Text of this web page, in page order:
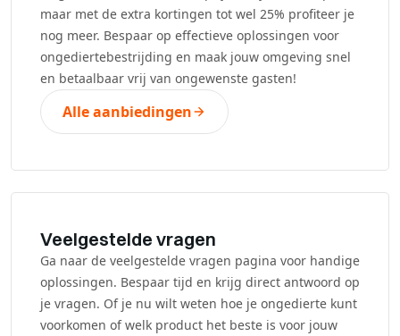
maar met de extra kortingen tot wel 25% profiteer je
nog meer. Bespaar op effectieve oplossingen voor
ongediertebestrijding en maak jouw omgeving snel
en betaalbaar vrij van ongewenste gasten!
Alle aanbiedingen
Veelgestelde vragen
Ga naar de veelgestelde vragen pagina voor handige
oplossingen. Bespaar tijd en krijg direct antwoord op
je vragen. Of je nu wilt weten hoe je ongedierte kunt
voorkomen of welk product het beste is voor jouw